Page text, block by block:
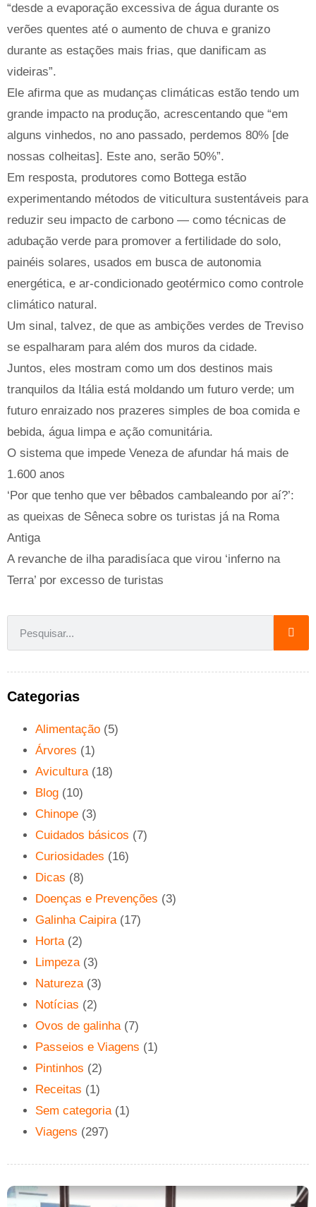
“desde a evaporação excessiva de água durante os
verões quentes até o aumento de chuva e granizo
durante as estações mais frias, que danificam as
videiras”.
Ele afirma que as mudanças climáticas estão tendo um
grande impacto na produção, acrescentando que “em
alguns vinhedos, no ano passado, perdemos 80% [de
nossas colheitas]. Este ano, serão 50%”.
Em resposta, produtores como Bottega estão
experimentando métodos de viticultura sustentáveis ​​para
reduzir seu impacto de carbono — como técnicas de
adubação verde para promover a fertilidade do solo,
painéis solares, usados em busca de autonomia
energética, e ar-condicionado geotérmico como controle
climático natural.
Um sinal, talvez, de que as ambições verdes de Treviso
se espalharam para além dos muros da cidade.
Juntos, eles mostram como um dos destinos mais
tranquilos da Itália está moldando um futuro verde; um
futuro enraizado nos prazeres simples de boa comida e
bebida, água limpa e ação comunitária.
O sistema que impede Veneza de afundar há mais de
1.600 anos
‘Por que tenho que ver bêbados cambaleando por aí?’:
as queixas de Sêneca sobre os turistas já na Roma
Antiga
A revanche de ilha paradisíaca que virou ‘inferno na
Terra’ por excesso de turistas
Categorias
Alimentação (5)
Árvores (1)
Avicultura(18)
Blog (10)
Chinope (3)
Cuidados básicos (7)
Curiosidades (16)
Dicas (8)
Doenças e Prevenções (3)
Galinha Caipira(17)
Horta(2)
Limpeza(3)
Natureza(3)
Notícias (2)
Ovos de galinha(7)
Passeios e Viagens (1)
Pintinhos (2)
Receitas (1)
Sem categoria(1)
Viagens (297)